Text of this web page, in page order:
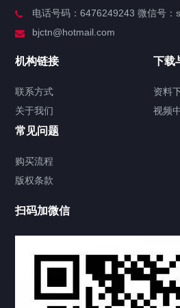
服务分类
签署类文件海牙认证程序费用
视频中心
上海东方公证处海牙认证
上海黄浦公证处海牙认证
电话号码：6476249243 微信号：
bjctn@hotmail.com
机构链接
联系方式
关于我们
下载
资料
视频
常见问题
购买流程
版权条款
扫码加微信